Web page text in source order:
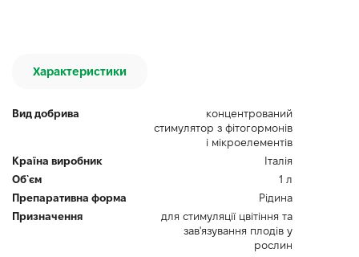
Характеристики
Вид добрива
концентрований
стимулятор з фітогормонів
і мікроелементів
Країна виробник
Італія
Об`єм
1 л
Препаративна форма
Рідина
Призначення
для стимуляції цвітіння та
зав'язування плодів у
рослин